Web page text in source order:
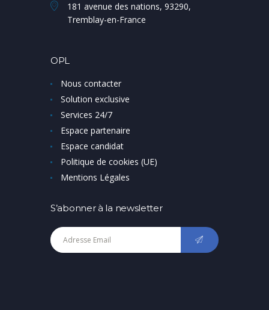
181 avenue des nations, 93290,
Tremblay-en-France
OPL
Nous contacter
Solution exclusive
Services 24/7
Espace partenaire
Espace candidat
Politique de cookies (UE)
Mentions Légales
S’abonner à la newsletter